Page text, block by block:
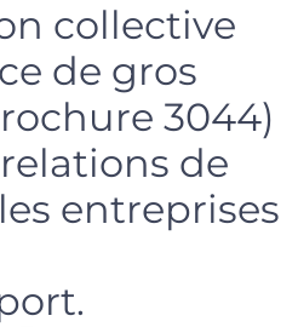
collective
de gros
3044)
de
entreprises